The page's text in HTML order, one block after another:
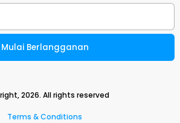
Mulai Berlangganan
2026. All rights reserved
Terms & Conditions